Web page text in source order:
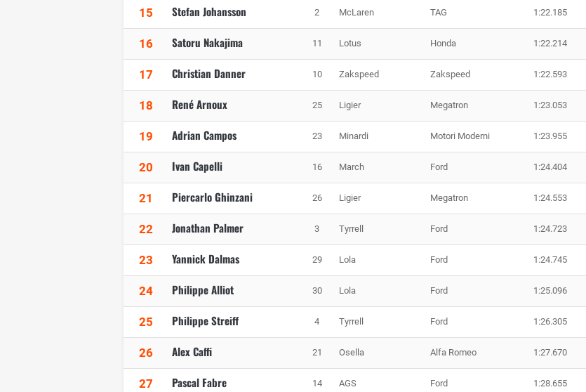
15 Stefan Johansson 2 McLaren TAG 1:22.185
16 Satoru Nakajima 11 Lotus Honda 1:22.214
17 Christian Danner 10 Zakspeed Zakspeed 1:22.593
18 René Arnoux 25 Ligier Megatron 1:23.053
19 Adrian Campos 23 Minardi Motori Moderni 1:23.955
20 Ivan Capelli 16 March Ford 1:24.404
21 Piercarlo Ghinzani 26 Ligier Megatron 1:24.553
22 Jonathan Palmer 3 Tyrrell Ford 1:24.723
23 Yannick Dalmas 29 Lola Ford 1:24.745
24 Philippe Alliot 30 Lola Ford 1:25.096
25 Philippe Streiff 4 Tyrrell Ford 1:26.305
26 Alex Caffi 21 Osella Alfa Romeo 1:27.670
27 Pascal Fabre 14 AGS Ford 1:28.655